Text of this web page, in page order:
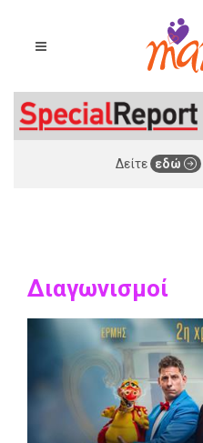
Δείτε εδώ
Διαγωνισμοί